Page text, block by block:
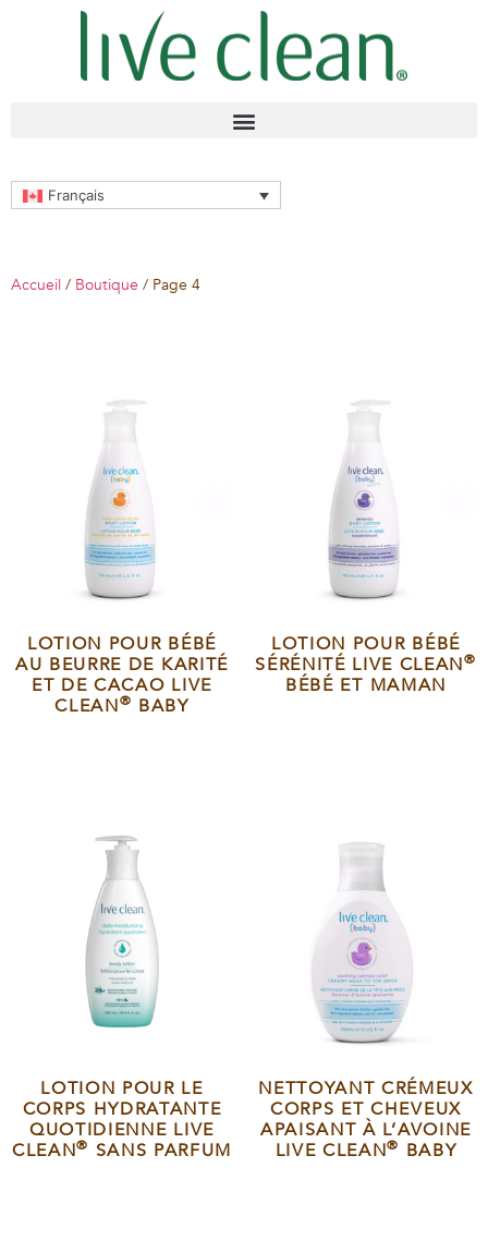
Français
Accueil / Boutique / Page 4
LOTION POUR BÉBÉ
AU BEURRE DE KARITÉ
ET DE CACAO LIVE
CLEAN® BABY
LOTION POUR BÉBÉ
SÉRÉNITÉ LIVE CLEAN®
BÉBÉ ET MAMAN
LOTION POUR LE
CORPS HYDRATANTE
QUOTIDIENNE LIVE
CLEAN® SANS PARFUM
NETTOYANT CRÉMEUX
CORPS ET CHEVEUX
APAISANT À L’AVOINE
LIVE CLEAN® BABY